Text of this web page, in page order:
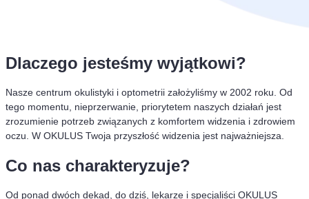
Dlaczego jesteśmy wyjątkowi?
Nasze centrum okulistyki i optometrii założyliśmy w 2002 roku. Od
tego momentu, nieprzerwanie, priorytetem naszych działań jest
zrozumienie potrzeb związanych z komfortem widzenia i zdrowiem
oczu. W OKULUS Twoja przyszłość widzenia jest najważniejsza.
Co nas charakteryzuje?
Od ponad dwóch dekad, do dziś, lekarze i specjaliści OKULUS